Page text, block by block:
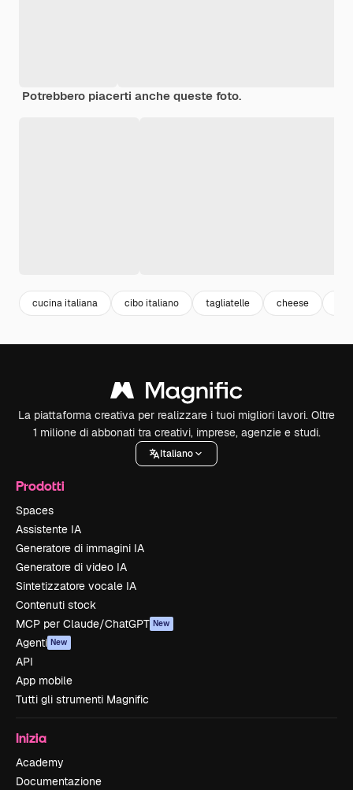
Potrebbero piacerti anche queste foto.
cucina italiana cibo italiano tagliatelle cheese
La piattaforma creativa per realizzare i tuoi migliori lavori. Oltre
1 milione di abbonati tra creativi, imprese, agenzie e studi.
Italiano
Prodotti
Spaces
Assistente IA
Generatore di immagini IA
Generatore di video IA
Sintetizzatore vocale IA
Contenuti stock
MCP per Claude/ChatGPT New
Agenti New
API
App mobile
Tutti gli strumenti Magnific
Inizia
Academy
Documentazione